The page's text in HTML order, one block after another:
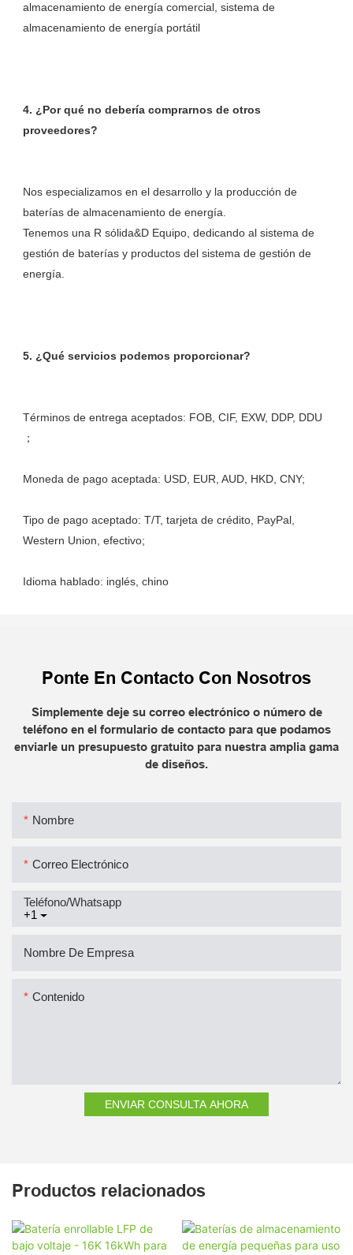
almacenamiento de energía comercial, sistema de
4. ¿Por qué no debería comprarnos de otros
Nos especializamos en el desarrollo y la producción de
baterías de almacenamiento de energía.
Tenemos una R sólida&D Equipo, dedicando al sistema de
gestión de baterías y productos del sistema de gestión de
Términos de entrega aceptados: FOB, CIF, EXW, DDP, DDU
Tipo de pago aceptado: T/T, tarjeta de crédito, PayPal,
Ponte En Contacto Con Nosotros
Simplemente deje su correo electrónico o número de
teléfono en el formulario de contacto para que podamos
enviarle un presupuesto gratuito para nuestra amplia gama
de diseños.
Nombre
Correo Electrónico
+1
Teléfono/whatsapp
Nombre De Empresa
Contenido
ENVIAR CONSULTA AHORA
Productos relacionados